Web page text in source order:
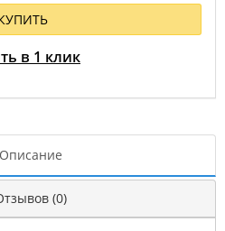
в 1 клик
Описание
(0)